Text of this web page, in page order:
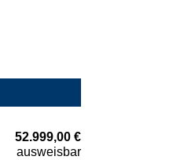
52.999,00 €
ausweisbar